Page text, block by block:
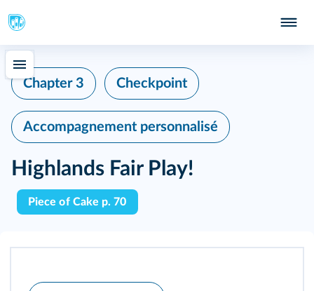
Chapter 3 Checkpoint
Accompagnement personnalisé
Highlands Fair Play!
Piece of Cake p. 70